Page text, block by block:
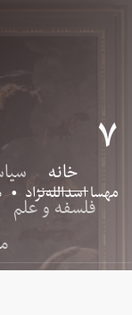
خانه
فلسفه و علم
۷
مهسا اسدالله‌نژاد •